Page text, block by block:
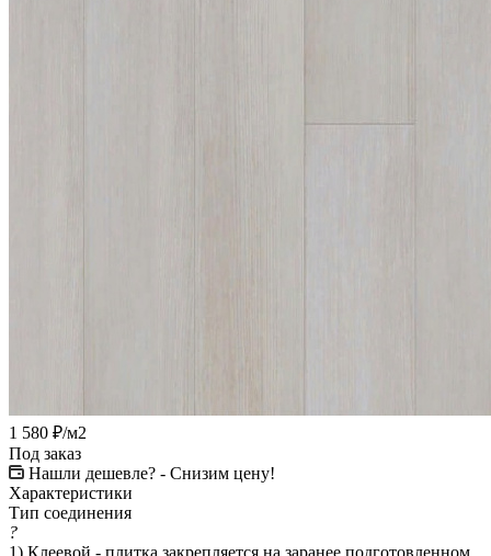
1 580 ₽/м2
Под заказ
Нашли дешевле? - Снизим цену!
Характеристики
Тип соединения
?
1) Клеевой - плитка закрепляется на заранее подготовленном